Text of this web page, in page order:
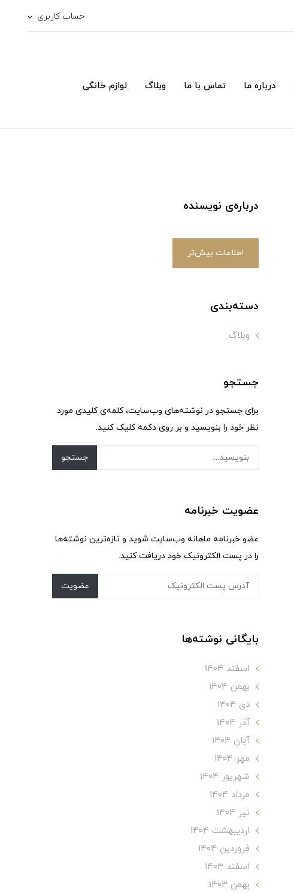
حساب کاربری
درباره ما تماس با ما وبلاگ لوازم خانگی
درباره‌ی نویسنده
اطلاعات بیش‌تر
دسته‌بندی
وبلاگ
جستجو
برای جستجو در نوشته‌های وب‌سایت، کلمه‌ی کلیدی مورد
نظر خود را بنویسید و بر روی دکمه کلیک کنید.
جستجو
عضویت خبرنامه
عضو خبرنامه ماهانه وب‌سایت شوید و تازه‌ترین نوشته‌ها
را در پست الکترونیک خود دریافت کنید.
عضویت
بایگانی نوشته‌ها
اسفند 1404
بهمن 1404
دی 1404
آذر 1404
آبان 1404
مهر 1404
شهریور 1404
مرداد 1404
تير 1404
ارديبهشت 1404
فروردین 1404
اسفند 1403
بهمن 1403